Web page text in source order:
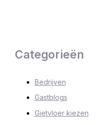
Categorieën
Bedrijven
Gastblogs
Gietvloer kiezen